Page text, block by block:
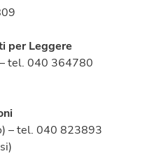
per Leggere
tel. 040 364780
– tel. 040 823893